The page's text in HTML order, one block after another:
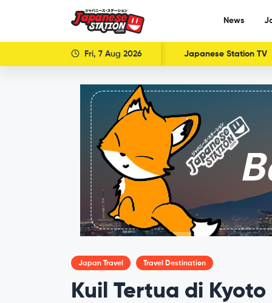
News
Fri, 7 Aug 2026 Japanese Station TV
Japan Travel Travel Destination
Kuil Tertua di